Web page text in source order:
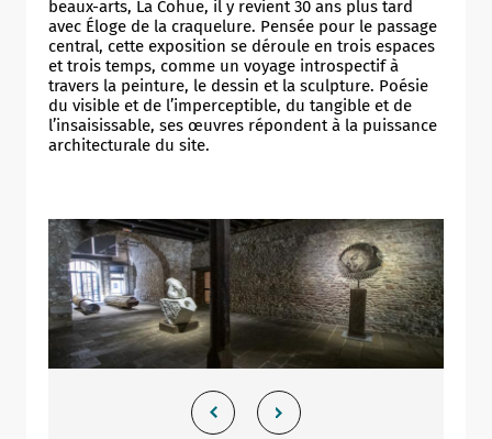
beaux-arts, La Cohue, il y revient 30 ans plus tard
avec Éloge de la craquelure. Pensée pour le passage
central, cette exposition se déroule en trois espaces
et trois temps, comme un voyage introspectif à
travers la peinture, le dessin et la sculpture. Poésie
du visible et de l’imperceptible, du tangible et de
l’insaisissable, ses œuvres répondent à la puissance
architecturale du site.